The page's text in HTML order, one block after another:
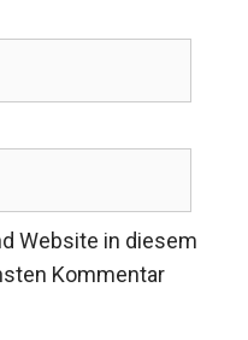
Website in diesem
Kommentar